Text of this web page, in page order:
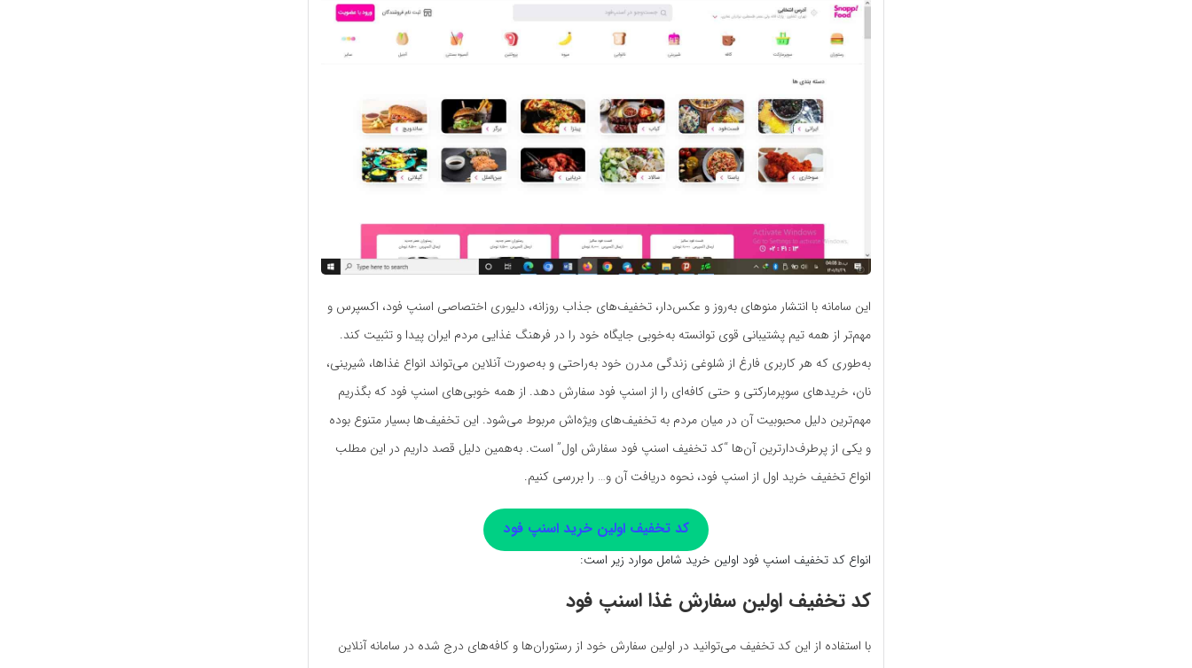
این سامانه با انتشار منوهای به‌روز و عکس‌دار، تخفیف‌های جذاب روزانه، دلیوری اختصاصی اسنپ فود، اکسپرس و
مهم‌تر از همه تیم پشتیبانی قوی توانسته به‌خوبی جایگاه خود را در فرهنگ غذایی مردم ایران پیدا و تثبیت کند.
به‌طوری که هر کاربری فارغ از شلوغی زندگی مدرن خود به‌راحتی و به‌صورت آنلاین می‌تواند انواع غذاها، شیرینی،
نان، خریدهای سوپرمارکتی و حتی کافه‌ای را از اسنپ فود سفارش دهد. از همه خوبی‌های اسنپ فود که بگذریم
مهم‌ترین دلیل محبوبیت آن در میان مردم به تخفیف‌های ویژه‌اش مربوط می‌شود. این تخفیف‌ها بسیار متنوع بوده
و یکی از پرطرف‌دارترین آن‌ها “کد تخفیف اسنپ فود سفارش اول” است. به‌همین دلیل قصد داریم در این مطلب
انواع تخفیف خرید اول از اسنپ فود، نحوه دریافت آن و… را بررسی کنیم.
کد تخفیف اولین خرید اسنپ فود
انواع کد‌ تخفیف اسنپ فود اولین خرید شامل موارد زیر است:
کد تخفیف اولین سفارش غذا اسنپ فود
با استفاده از این کد‌‌ تخفیف می‌توانید در اولین سفارش خود از رستوران‌ها و کافه‌های درج شده در سامانه آنلاین